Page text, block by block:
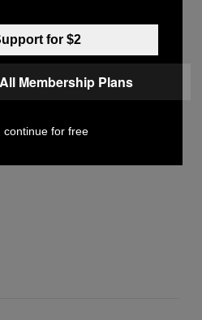
Internet quarente
Top Stories
for $2
Membership Plans
continue for free